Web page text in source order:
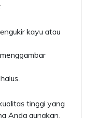
kayu atau
tinggi yang
Anda gunakan.